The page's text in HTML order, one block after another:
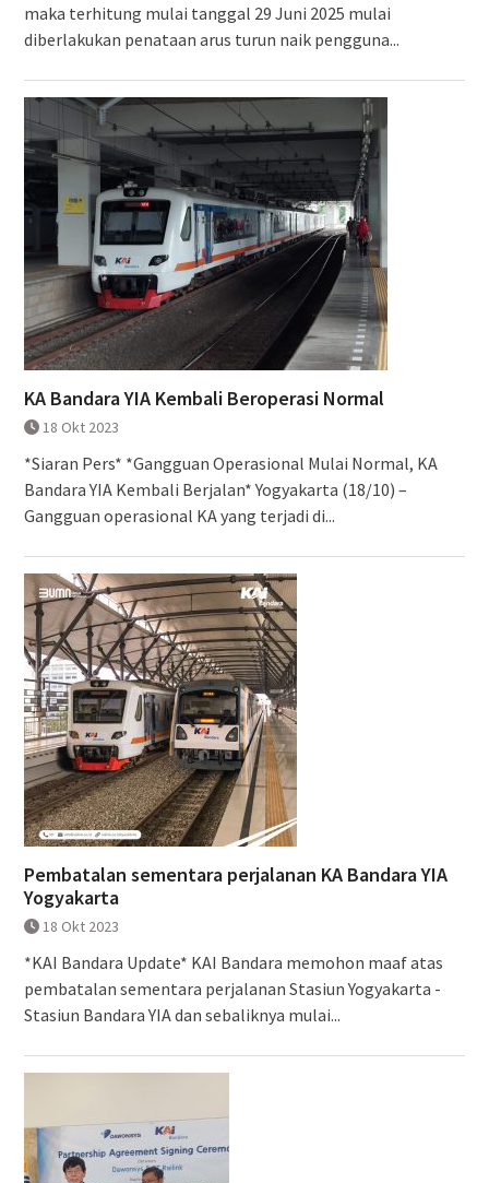
maka terhitung mulai tanggal 29 Juni 2025 mulai
diberlakukan penataan arus turun naik pengguna...
KA Bandara YIA Kembali Beroperasi Normal
18 Okt 2023
*Siaran Pers* *Gangguan Operasional Mulai Normal, KA
Bandara YIA Kembali Berjalan* Yogyakarta (18/10) –
Gangguan operasional KA yang terjadi di...
Pembatalan sementara perjalanan KA Bandara YIA
Yogyakarta
18 Okt 2023
*KAI Bandara Update* KAI Bandara memohon maaf atas
pembatalan sementara perjalanan Stasiun Yogyakarta -
Stasiun Bandara YIA dan sebaliknya mulai...